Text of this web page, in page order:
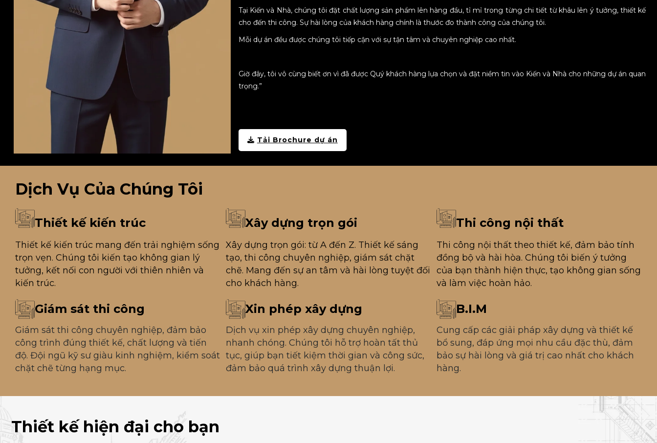
Tại Kiến và Nhà, chúng tôi đặt chất lượng sản phẩm lên hàng đầu, tỉ mỉ trong từng chi tiết từ khâu lên ý tưởng, thiết kế
cho đến thi công. Sự hài lòng của khách hàng chính là thước đo thành công của chúng tôi.
Mỗi dự án đều được chúng tôi tiếp cận với sự tận tâm và chuyên nghiệp cao nhất.
Giờ đây, tôi vô cùng biết ơn vì đã được Quý khách hàng lựa chọn và đặt niềm tin vào Kiến và Nhà cho những dự án quan
trọng.”
Tải Brochure dự án
Dịch Vụ Của Chúng Tôi
Thiết kế kiến trúc
Thiết kế kiến trúc mang đến trải nghiệm sống
trọn vẹn. Chúng tôi kiến tạo không gian lý
tưởng, kết nối con người với thiên nhiên và
kiến trúc.
Xây dựng trọn gói
Xây dựng trọn gói: từ A đến Z. Thiết kế sáng
tạo, thi công chuyên nghiệp, giám sát chặt
chẽ. Mang đến sự an tâm và hài lòng tuyệt đối
cho khách hàng.
Thi công nội thất
Thi công nội thất theo thiết kế, đảm bảo tính
đồng bộ và hài hòa. Chúng tôi biến ý tưởng
của bạn thành hiện thực, tạo không gian sống
và làm việc hoàn hảo.
Giám sát thi công
Giám sát thi công chuyên nghiệp, đảm bảo
công trình đúng thiết kế, chất lượng và tiến
độ. Đội ngũ kỹ sư giàu kinh nghiệm, kiểm soát
chặt chẽ từng hạng mục.
Xin phép xây dựng
Dịch vụ xin phép xây dựng chuyên nghiệp,
nhanh chóng. Chúng tôi hỗ trợ hoàn tất thủ
tục, giúp bạn tiết kiệm thời gian và công sức,
đảm bảo quá trình xây dựng thuận lợi.
B.I.M
Cung cấp các giải pháp xây dựng và thiết kế
bổ sung, đáp ứng mọi nhu cầu đặc thù, đảm
bảo sự hài lòng và giá trị cao nhất cho khách
hàng.
Thiết kế hiện đại cho bạn